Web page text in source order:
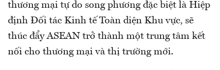
thương mại tự do song phương đặc biệt là Hiệp
định Đối tác Kinh tế Toàn diện Khu vực, sẽ
thúc đẩy ASEAN trở thành một trung tâm kết
nối cho thương mại và thị trường mới.